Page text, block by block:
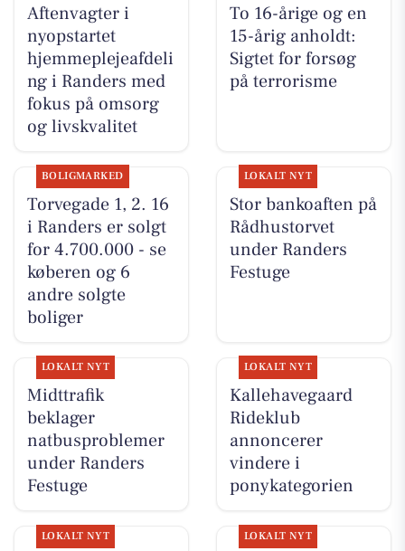
Aftenvagter i
nyopstartet
hjemmeplejeafdeli
ng i Randers med
fokus på omsorg
og livskvalitet
To 16-årige og en
15-årig anholdt:
Sigtet for forsøg
på terrorisme
BOLIGMARKED
Torvegade 1, 2. 16
i Randers er solgt
for 4.700.000 - se
køberen og 6
andre solgte
boliger
LOKALT NYT
Stor bankoaften på
Rådhustorvet
under Randers
Festuge
LOKALT NYT
Midttrafik
beklager
natbusproblemer
under Randers
Festuge
LOKALT NYT
Kallehavegaard
Rideklub
annoncerer
vindere i
ponykategorien
LOKALT NYT LOKALT NYT